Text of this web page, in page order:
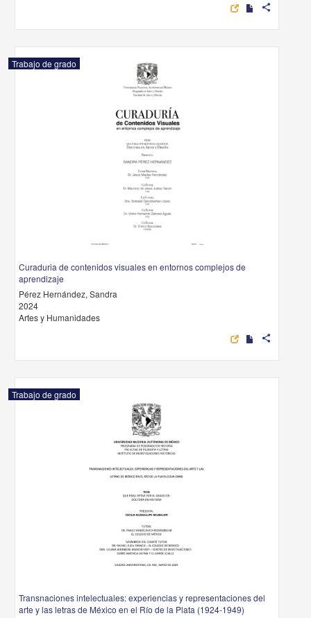
share
Trabajo de grado
Curaduria de contenidos visuales en entornos complejos de
aprendizaje
Pérez Hernández, Sandra
2024
Artes y Humanidades
share
Trabajo de grado
Transnaciones intelectuales: experiencias y representaciones del
arte y las letras de México en el Río de la Plata (1924-1949)